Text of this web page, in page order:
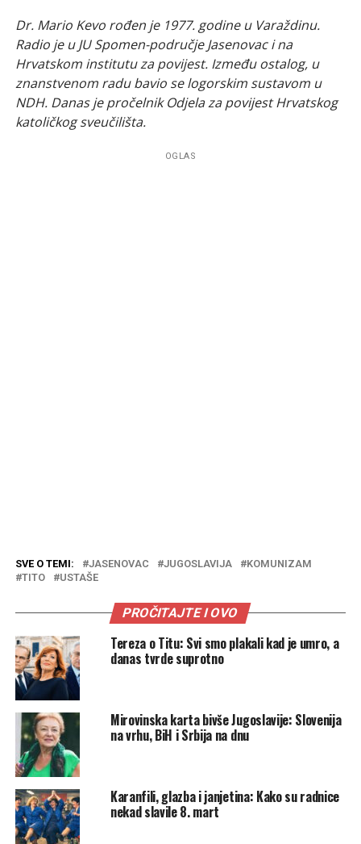
Dr. Mario Kevo rođen je 1977. godine u Varaždinu.
Radio je u JU Spomen-područje Jasenovac i na
Hrvatskom institutu za povijest. Između ostalog, u
znanstvenom radu bavio se logorskim sustavom u
NDH. Danas je pročelnik Odjela za povijest Hrvatskog
katoličkog sveučilišta.
OGLAS
SVE O TEMI: JASENOVAC JUGOSLAVIJA
KOMUNIZAM
TITO
USTAŠE
PROČITAJTE I OVO
Tereza o Titu: Svi smo plakali kad je umro, a
danas tvrde suprotno
Mirovinska karta bivše Jugoslavije: Slovenija
na vrhu, BiH i Srbija na dnu
Karanfili, glazba i janjetina: Kako su radnice
nekad slavile 8. mart